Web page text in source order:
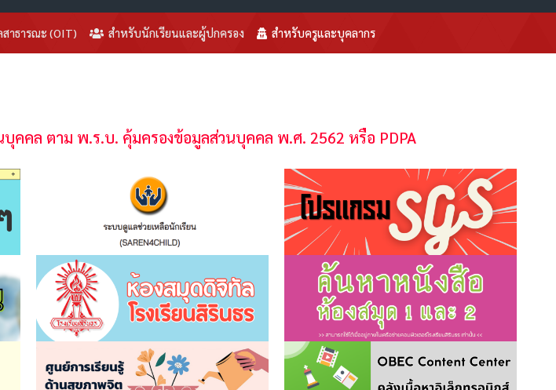
สาธารณะ (OIT) สำหรับนักเรียนและผู้ปกครอง สำหรับครูและบุคลากร
คคล ตาม พ.ร.บ. คุ้มครองข้อมูลส่วนบุคคล พ.ศ. 2562 หรือ PDPA